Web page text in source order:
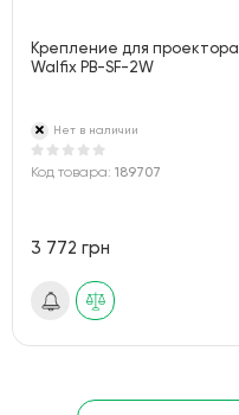
Крепление для проектора
Walfix PB-SF-2W
Нет в наличии
Код товара: 189707
3 772 грн